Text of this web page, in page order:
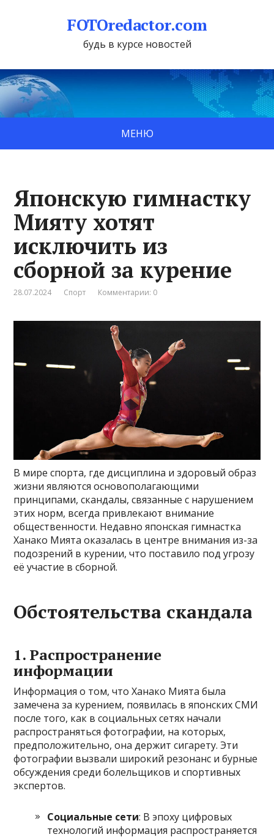
FOTOredactor.com
будь в курсе новостей
МЕНЮ
Японскую гимнастку
Мияту хотят
исключить из
сборной за курение
28.07.2024 Спорт Комментарии: 0
В мире спорта, где дисциплина и здоровый образ
жизни являются основополагающими
принципами, скандалы, связанные с нарушением
этих норм, всегда привлекают внимание
общественности. Недавно японская гимнастка
Ханако Мията оказалась в центре внимания из-за
подозрений в курении, что поставило под угрозу
её участие в сборной.
Обстоятельства скандала
1. Распространение
информации
Информация о том, что Ханако Мията была
замечена за курением, появилась в японских СМИ
после того, как в социальных сетях начали
распространяться фотографии, на которых,
предположительно, она держит сигарету. Эти
фотографии вызвали широкий резонанс и бурные
обсуждения среди болельщиков и спортивных
экспертов.
Социальные сети: В эпоху цифровых
технологий информация распространяется